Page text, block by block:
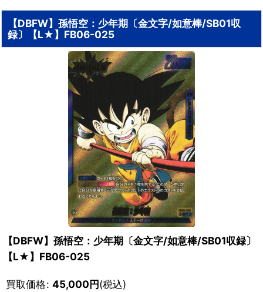
【DBFW】孫悟空：少年期〔金文字/如意棒/SB01収
録〕【L★】FB06-025
【DBFW】孫悟空：少年期〔金文字/如意棒/SB01収録〕
【L★】FB06-025
買取価格: 45,000円(税込)